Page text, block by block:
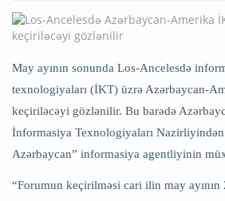
May ayının sonunda Los-Ancelesdə
texnologiyaları (İKT) üzrə Azərbaycan-
keçiriləcəyi gözlənilir. Bu barədə
İnformasiya Texnologiyaları
Azərbaycan” informasiya agentliyinin
“Forumun keçirilməsi cari ilin may ayının